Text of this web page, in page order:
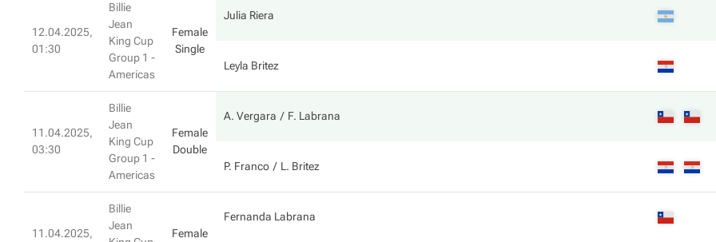
12.04.2025,
01:30
Billie
Jean
King Cup
Group 1 -
Americas
Female
Single
Julia Riera
Leyla Britez
11.04.2025,
03:30
Billie
Jean
King Cup
Group 1 -
Americas
Female
Double
A. Vergara F. Labrana
P. Franco L. Britez
11.04.2025,
Billie
Jean
Female
Fernanda Labrana